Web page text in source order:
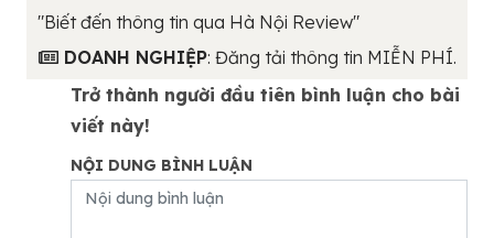
"Biết đến thông tin qua Hà Nội Review"
DOANH NGHIỆP: Đăng tải thông tin MIỄN PHÍ.
Trở thành người đầu tiên bình luận cho bài
viết này!
NỘI DUNG BÌNH LUẬN